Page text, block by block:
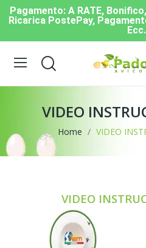
Pagamento: A RATE,
Ricarica PostePay,
Ecc.
VIDEO
Home VIDEO
VIDEO